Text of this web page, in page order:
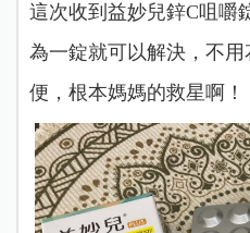
這次收到益妙兒鋅C咀嚼
為一錠就可以解決，不
便，根本媽媽的救星啊！